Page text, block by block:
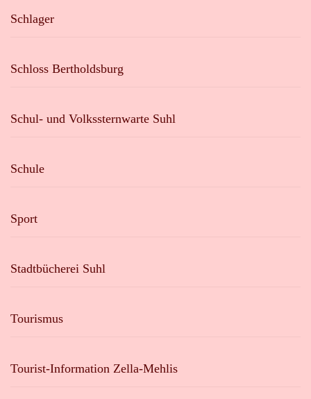
Schlager
Schloss Bertholdsburg
Schul- und Volkssternwarte Suhl
Schule
Sport
Stadtbücherei Suhl
Tourismus
Tourist-Information Zella-Mehlis